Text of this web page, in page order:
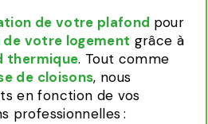
de votre plafond pour
votre logement grâce à
thermique. Tout comme
de cloisons, nous
en fonction de vos
professionnelles :